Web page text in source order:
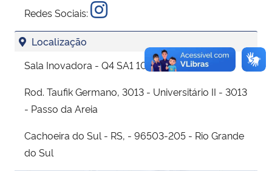
Redes Sociais:
Localização
Sala Inovadora - Q4 SA1 101
Rod. Taufik Germano, 3013 - Universitário II - 3013
- Passo da Areia
Cachoeira do Sul - RS, - 96503-205 - Rio Grande
do Sul